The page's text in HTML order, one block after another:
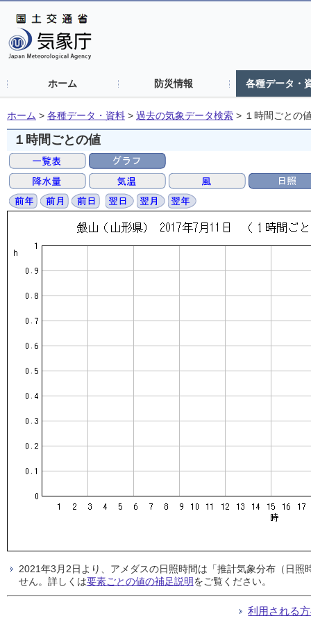
ホーム 防災情報 各種データ・
ホーム > 各種データ・資料 > 過去の気象データ検索 > １時間ごとの
１時間ごとの値
2021年3月2日より、アメダスの日照時間は「推計気象分布（日
せん。詳しくは要素ごとの値の補足説明をご覧ください。
利用される